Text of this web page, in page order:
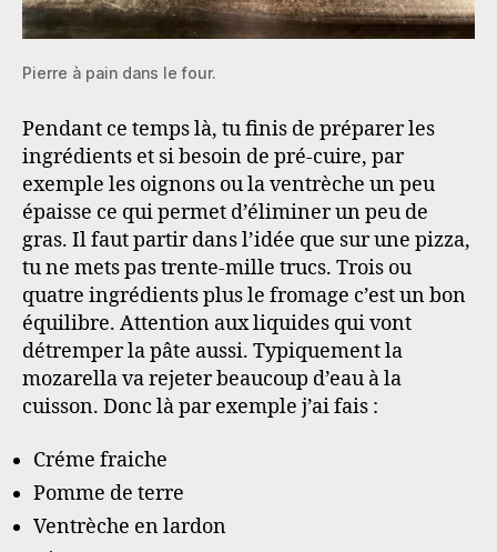
Pierre à pain dans le four.
Pendant ce temps là, tu finis de préparer les
ingrédients et si besoin de pré-cuire, par
exemple les oignons ou la ventrèche un peu
épaisse ce qui permet d’éliminer un peu de
gras. Il faut partir dans l’idée que sur une pizza,
tu ne mets pas trente-mille trucs. Trois ou
quatre ingrédients plus le fromage c’est un bon
équilibre. Attention aux liquides qui vont
détremper la pâte aussi. Typiquement la
mozarella va rejeter beaucoup d’eau à la
cuisson. Donc là par exemple j’ai fais :
Créme fraiche
Pomme de terre
Ventrèche en lardon